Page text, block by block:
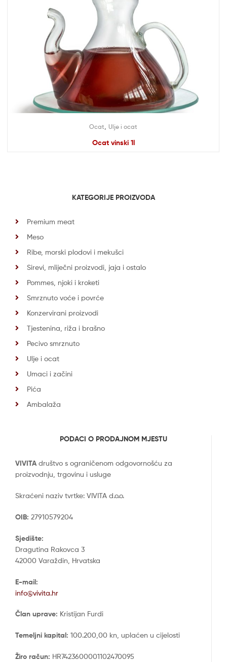
Ocat Ulje i ocat
Ocat vinski 1l
KATEGORIJE PROIZVODA
Premium meat
Meso
Ribe, morski plodovi i mekušci
Sirevi, mliječni proizvodi, jaja i ostalo
Pommes, njoki i kroketi
Smrznuto voće i povrće
Konzervirani proizvodi
Tjestenina, riža i brašno
Pecivo smrznuto
Ulje i ocat
Umaci i začini
Pića
Ambalaža
PODACI O PRODAJNOM MJESTU
VIVITA društvo s ograničenom odgovornošću za
proizvodnju, trgovinu i usluge
Skraćeni naziv tvrtke: VIVITA d.o.o.
OIB: 27910579204
Sjedište:
Dragutina Rakovca 3
42000 Varaždin, Hrvatska
E-mail:
info@vivita.hr
Član uprave: Kristijan Furdi
Temeljni kapital: 100.200,00 kn, uplaćen u cijelosti
Žiro račun: HR7423600001102470095